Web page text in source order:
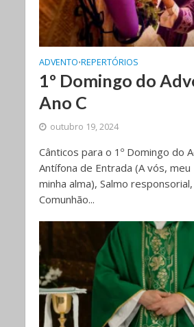
ADVENTO•REPERTÓRIOS
1º Domingo do
Ano C
outubro 19, 2024
Cânticos para o 1º Domingo do
Antífona de Entrada (A vós, meu
minha alma), Salmo
Comunhão...